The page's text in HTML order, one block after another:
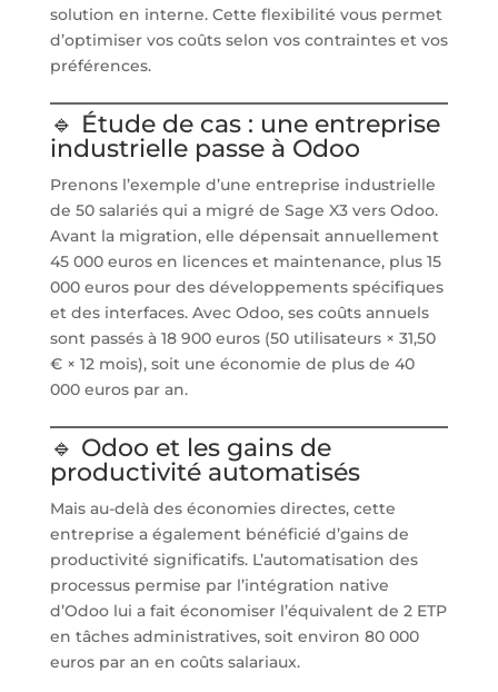
solution en interne. Cette flexibilité vous permet
d’optimiser vos coûts selon vos contraintes et vos
préférences.
🔹 Étude de cas : une entreprise
industrielle passe à Odoo
Prenons l’exemple d’une entreprise industrielle
de 50 salariés qui a migré de Sage X3 vers Odoo.
Avant la migration, elle dépensait annuellement
45 000 euros en licences et maintenance, plus 15
000 euros pour des développements spécifiques
et des interfaces. Avec Odoo, ses coûts annuels
sont passés à 18 900 euros (50 utilisateurs × 31,50
€ × 12 mois), soit une économie de plus de 40
000 euros par an.
🔹 Odoo et les gains de
productivité automatisés
Mais au-delà des économies directes, cette
entreprise a également bénéficié d’gains de
productivité significatifs. L’automatisation des
processus permise par l’intégration native
d’Odoo lui a fait économiser l’équivalent de 2 ETP
en tâches administratives, soit environ 80 000
euros par an en coûts salariaux.